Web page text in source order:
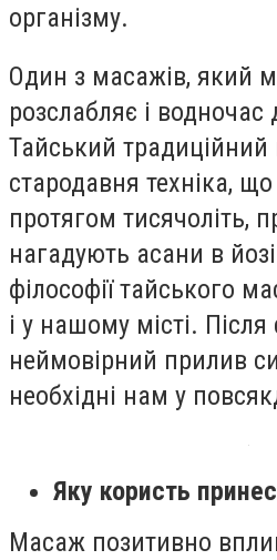
організму.
Один з масажів, який
розслабляє і
Тайський
стародавня техніка,
протягом тисячоліть,
нагадують асани в
філософії тайського
і у нашому місті. Після
неймовірний прилив
необхідні нам у
Яку користь
Масаж позитивно